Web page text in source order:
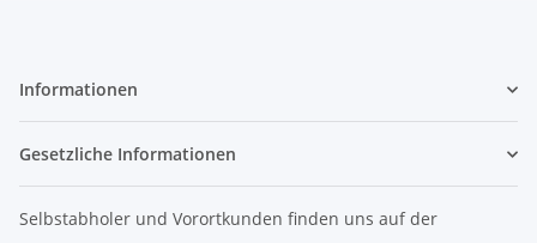
Informationen
Gesetzliche Informationen
Selbstabholer und Vorortkunden finden uns auf der